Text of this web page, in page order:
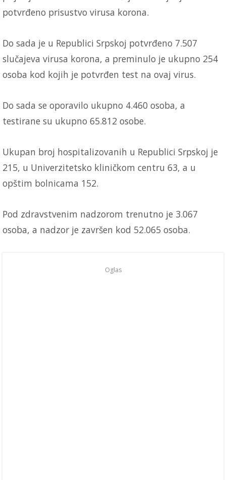
potvrđeno prisustvo virusa korona.
Do sada je u Republici Srpskoj potvrđeno 7.507
slučajeva virusa korona, a preminulo je ukupno 254
osoba kod kojih je potvrđen test na ovaj virus.
Do sada se oporavilo ukupno 4.460 osoba, a
testirane su ukupno 65.812 osobe.
Ukupan broj hospitalizovanih u Republici Srpskoj je
215, u Univerzitetsko kliničkom centru 63, a u
opštim bolnicama 152.
Pod zdravstvenim nadzorom trenutno je 3.067
osoba, a nadzor je završen kod 52.065 osoba.
Oglas